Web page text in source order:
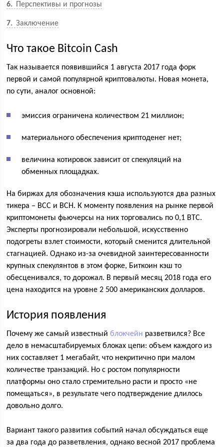
6 Перспективы и прогнозы
7 Заключение
Что такое Bitcoin Cash
Так называется появившийся 1 августа 2017 года форк
первой и самой популярной криптовалюты. Новая монета,
по сути, аналог основной:
эмиссия ограничена количеством 21 миллион;
материального обеспечения криптоденег нет;
величина котировок зависит от спекуляций на
обменных площадках.
На биржах для обозначения кэша используются два разных
тикера – BCC и BCH. К моменту появления на рынке первой
криптомонеты фьючерсы на них торговались по 0,1 BTC.
Эксперты прогнозировали небольшой, искусственно
подогреты взлет стоимости, который сменится длительной
стагнацией. Однако из-за очевидной заинтересованности
крупных спекулянтов в этом форке, Биткоин кэш то
обесценивался, то дорожал. В первый месяц 2018 года его
цена находится на уровне 2 500 американских долларов.
История появления
Почему же самый известныйблокчейн разветвился? Все
дело в немасштабируемых блоках цепи: объем каждого из
них составляет 1 мегабайт, что некритично при малом
количестве транзакций. Но с ростом популярности
платформы оно стало стремительно расти и просто «не
помещаться», в результате чего подтверждение длилось
довольно долго.
Вариант такого развития событий начал обсуждаться еще
за два года до разветвления, однако весной 2017 проблема